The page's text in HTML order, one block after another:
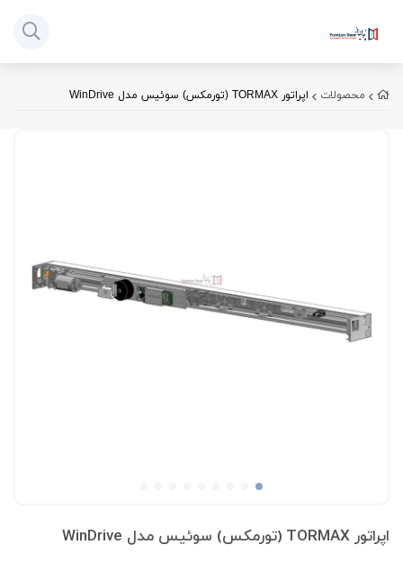
محصولات اپراتور TORMAX (تورمکس) سوئیس مدل WinDrive
اپراتور TORMAX (تورمکس) سوئیس مدل WinDrive